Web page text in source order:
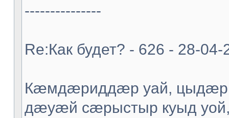
---------------
Re:Как будет? - 626 - 28-
Кæмдæриддæр уай,
дæуæй сæрыстыр куыд